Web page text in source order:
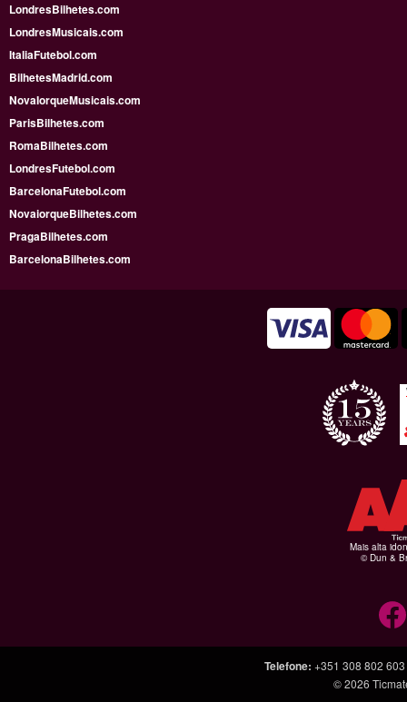
LondresBilhetes.com
LondresMusicais.com
ItaliaFutebol.com
BilhetesMadrid.com
NovaIorqueMusicais.com
ParisBilhetes.com
RomaBilhetes.com
LondresFutebol.com
BarcelonaFutebol.com
NovaiorqueBilhetes.com
PragaBilhetes.com
BarcelonaBilhetes.com
Mais alta
© Dun &
Telefone: +351 308 802 603
© 2026